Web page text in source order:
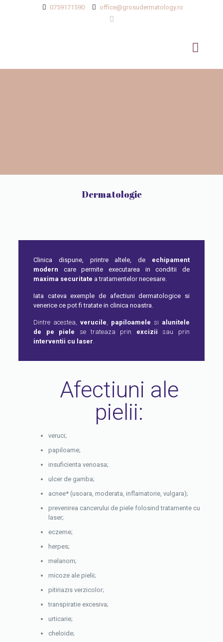
0759171590 office@grosudermatology.ro
Dermatologie
Clinica dispune, printre altele, de echipament
modern care permite executarea in conditii de
maxima securitate a tratamentelor necesare.
Iata cateva exemple de afectiuni dermatologice si
venerice ce pot fi tratate in clinica noastra.
Dintre acestea,verucile, papiloamele si alunitele
de pe piele se trateaza prin excizii sau prin
interventii cu laser.
Afectiuni ale
pielii:
veruci;
papiloame;
insuficienta venoasa;
ulcer de gamba;
acnee* (usoara, moderata, inflamatorie, vulgara);
prevenirea cancerului de piele folosind tratamente cu
laser;
eczeme;
herpes;
melanom;
micoze ale pielii;
pitiriazis verzicolor;
transpiratie excesiva;
urticarie;
cheloide;